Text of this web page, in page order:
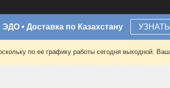
• Доставка по Казахстану УЗНАТЬ
по ее графику работы сегодня выходной.